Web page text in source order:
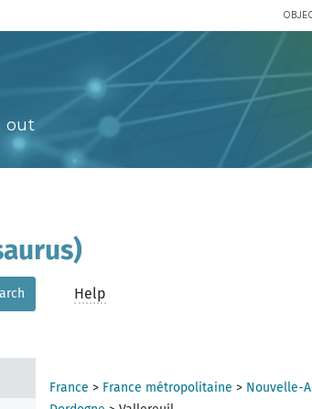
out
Help
France > France métropolitaine > Nouvelle-